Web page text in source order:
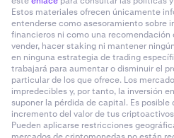
Estos materiales ofrecen únicamente
entenderse como asesoramiento sobre
financieros ni como una recomendación
vender, hacer staking ni mantener
en ninguna estrategia de trading
trabajará para aumentar o disminuir el
particular de los que ofrece. Los
impredecibles y, por tanto, la inversión
suponer la pérdida de capital. Es
incremento del valor de tus
Pueden aplicarse restricciones